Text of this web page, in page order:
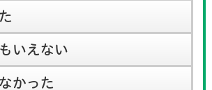
いえない
かった